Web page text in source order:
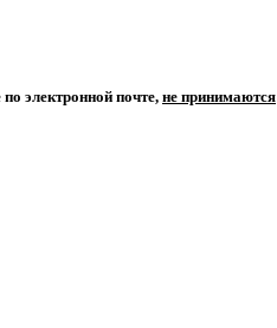
электронной почте, не принимаются